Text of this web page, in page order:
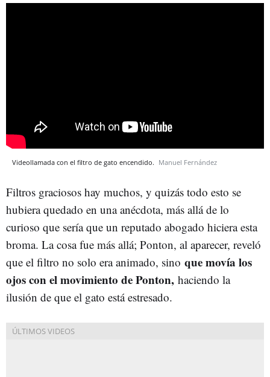
Videollamada con el filtro de gato encendido. Manuel Fernández
Filtros graciosos hay muchos, y quizás todo esto se
hubiera quedado en una anécdota, más allá de lo
curioso que sería que un reputado abogado hiciera esta
broma. La cosa fue más allá; Ponton, al aparecer, reveló
que el filtro no solo era animado, sino que movía los
ojos con el movimiento de Ponton, haciendo la
ilusión de que el gato está estresado.